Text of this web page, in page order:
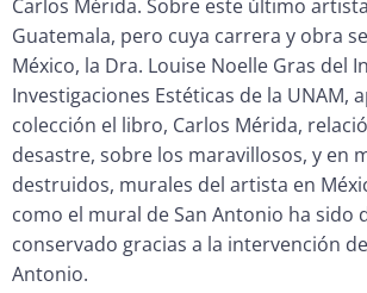
Carlos Mérida. Sobre este último
Guatemala, pero cuya carrera y obra
México, la Dra. Louise Noelle Gras del
Investigaciones Estéticas de la UNAM,
colección el libro, Carlos Mérida,
desastre, sobre los maravillosos, y en
destruidos, murales del artista en
como el mural de San Antonio ha sido
conservado gracias a la intervención
Antonio.